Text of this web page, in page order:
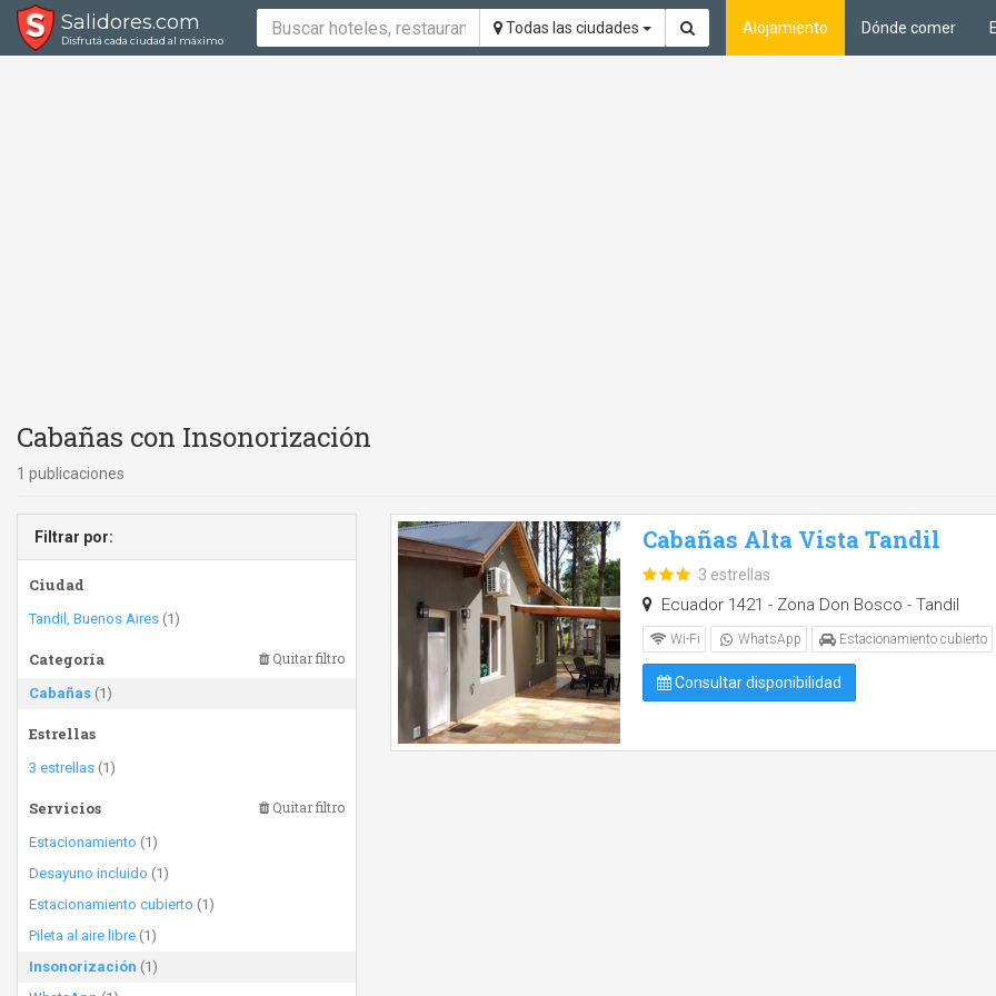
Salidores.com
Disfrutá cada ciudad al máximo
Todas las ciudades Alojamiento Dónde comer
Cabañas con Insonorización
1 publicaciones
Filtrar por:
Ciudad
Tandil, Buenos Aires (1)
Categoría Quitar filtro
Cabañas (1)
Estrellas
3 estrellas (1)
Servicios Quitar filtro
Estacionamiento (1)
Desayuno incluido (1)
Estacionamiento cubierto (1)
Pileta al aire libre (1)
Insonorización (1)
Cabañas Alta Vista Tandil
3 estrellas
Ecuador 1421 - Zona Don Bosco - Tandil
Wi-Fi WhatsApp Estacionamiento cubierto
Consultar disponibilidad